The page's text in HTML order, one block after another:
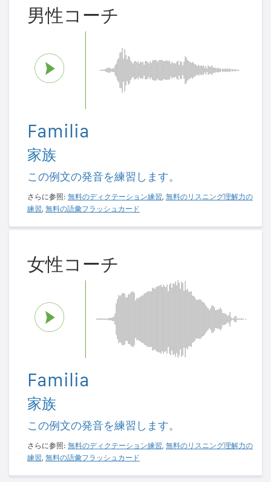
男性コーチ
Familia
家族
この例文の発音を練習します。
さらに参照: 無料のディクテーション練習, 無料のリスニング理解力の
練習, 無料の語彙フラッシュカード
女性コーチ
Familia
家族
この例文の発音を練習します。
さらに参照: 無料のディクテーション練習, 無料のリスニング理解力の
練習, 無料の語彙フラッシュカード